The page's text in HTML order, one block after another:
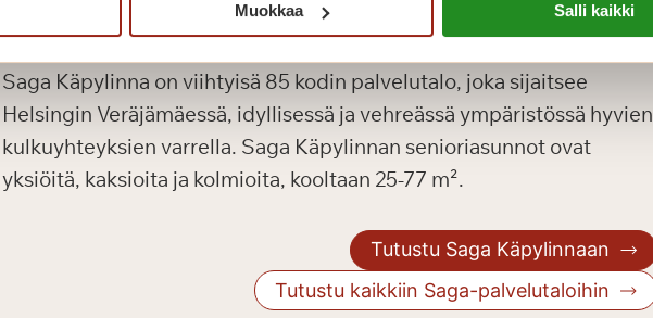
Muokkaa Salli kaikki
Saga Käpylinna
Saga Käpylinna on viihtyisä 85 kodin palvelutalo, joka sijaitsee
Helsingin Veräjämäessä, idyllisessä ja vehreässä ympäristössä hyvien
kulkuyhteyksien varrella. Saga Käpylinnan senioriasunnot ovat
yksiöitä, kaksioita ja kolmioita, kooltaan 25-77 m².
Tutustu Saga Käpylinnaan
Tutustu kaikkiin Saga-palvelutaloihin